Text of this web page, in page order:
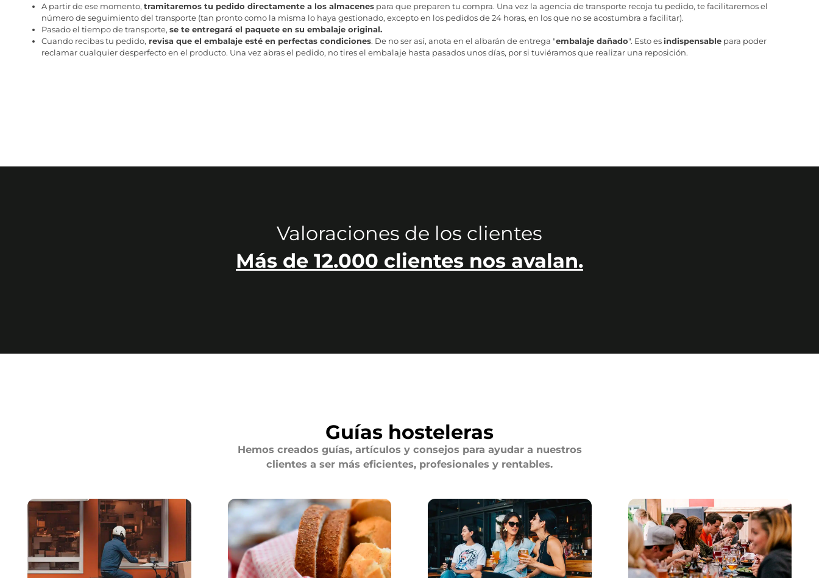
A partir de ese momento, tramitaremos tu pedido directamente a los almacenespara que preparen tu compra. Una vez la agencia de transporte recoja tu pedido, te facilitaremos el
número de seguimiento del transporte (tan pronto como la misma lo haya gestionado, excepto en los pedidos de 24 horas, en los que no se acostumbra a facilitar).
Pasado el tiempo de transporte, se te entregará el paquete en su embalaje original.
Cuando recibas tu pedido, revisa que el embalaje esté en perfectas condiciones. De no ser así, anota en el albarán de entrega "embalaje dañado". Esto esindispensablepara poder
reclamar cualquier desperfecto en el producto. Una vez abras el pedido, no tires el embalaje hasta pasados unos días, por si tuviéramos que realizar una reposición.
Valoraciones de los clientes
Más de 12.000 clientes nos avalan.
Guías hosteleras
Hemos creados guías, artículos y consejos para ayudar a nuestros
clientes a ser más eficientes, profesionales y rentables.